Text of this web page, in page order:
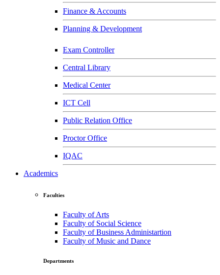
Finance & Accounts
Planning & Development
Exam Controller
Central Library
Medical Center
ICT Cell
Public Relation Office
Proctor Office
IQAC
Academics
Faculties
Faculty of Arts
Faculty of Social Science
Faculty of Business Administartion
Faculty of Music and Dance
Departments